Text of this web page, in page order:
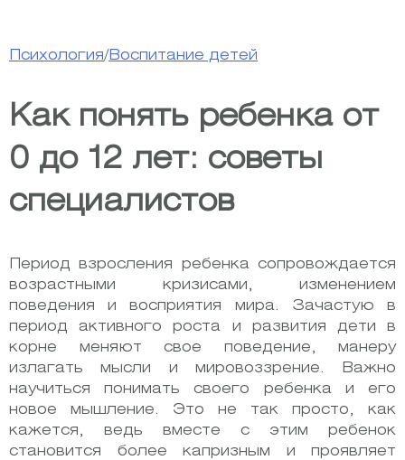
Психология/ Воспитание детей
Как понять ребенка от
0 до 12 лет: советы
специалистов
Период взросления ребенка сопровождается
возрастными кризисами, изменением
поведения и восприятия мира. Зачастую в
период активного роста и развития дети в
корне меняют свое поведение, манеру
излагать мысли и мировоззрение. Важно
научиться понимать своего ребенка и его
новое мышление. Это не так просто, как
кажется, ведь вместе с этим ребенок
становится более капризным и проявляет